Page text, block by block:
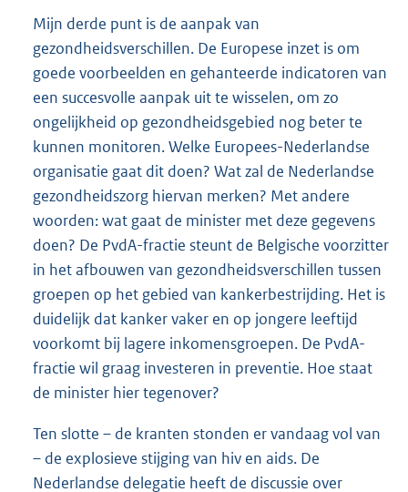
Mijn derde punt is de aanpak van
gezondheidsverschillen. De Europese inzet is om
goede voorbeelden en gehanteerde indicatoren van
een succesvolle aanpak uit te wisselen, om zo
ongelijkheid op gezondheidsgebied nog beter te
kunnen monitoren. Welke Europees-Nederlandse
organisatie gaat dit doen? Wat zal de Nederlandse
gezondheidszorg hiervan merken? Met andere
woorden: wat gaat de minister met deze gegevens
doen? De PvdA-fractie steunt de Belgische voorzitter
in het afbouwen van gezondheidsverschillen tussen
groepen op het gebied van kankerbestrijding. Het is
duidelijk dat kanker vaker en op jongere leeftijd
voorkomt bij lagere inkomensgroepen. De PvdA-
fractie wil graag investeren in preventie. Hoe staat
de minister hier tegenover?
Ten slotte – de kranten stonden er vandaag vol van
– de explosieve stijging van hiv en aids. De
Nederlandse delegatie heeft de discussie over